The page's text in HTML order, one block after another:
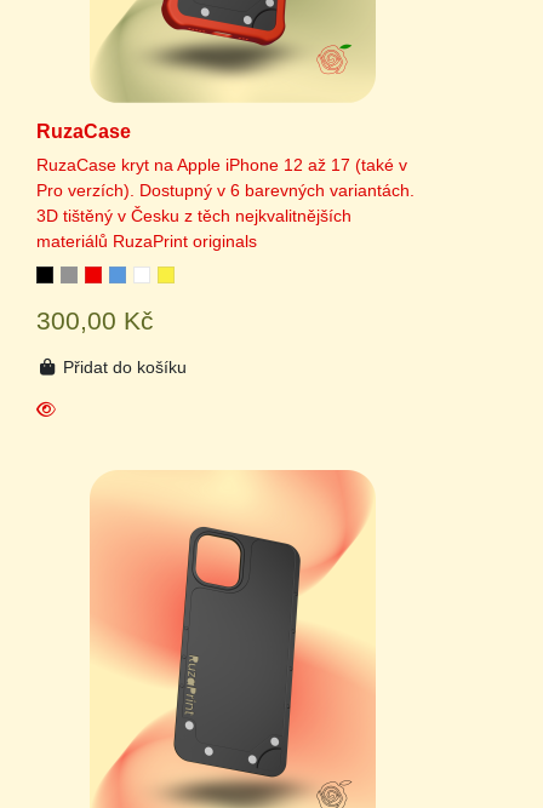
RuzaCase
RuzaCase kryt na Apple iPhone 12 až 17 (také v
Pro verzích). Dostupný v 6 barevných variantách.
3D tištěný v Česku z těch nejkvalitnějších
materiálů RuzaPrint originals
300,00 Kč
Přidat do košíku